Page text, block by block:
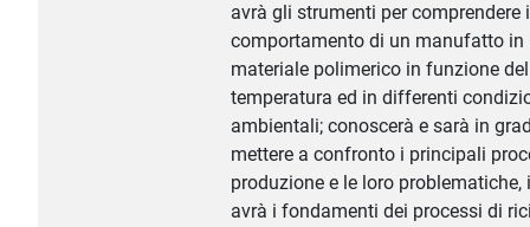
avrà gli strumenti per comprendere
comportamento di un manufatto in
materiale polimerico in funzione
temperatura ed in differenti
ambientali; conoscerà e sarà in
mettere a confronto i principali
produzione e le loro problematiche,
avrà i fondamenti dei processi di